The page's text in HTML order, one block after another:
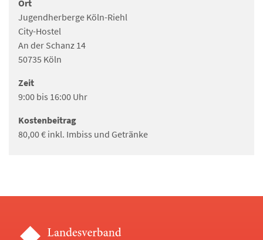
Ort
Jugendherberge Köln-Riehl
City-Hostel
An der Schanz 14
50735 Köln
Zeit
9:00 bis 16:00 Uhr
Kostenbeitrag
80,00 € inkl. Imbiss und Getränke